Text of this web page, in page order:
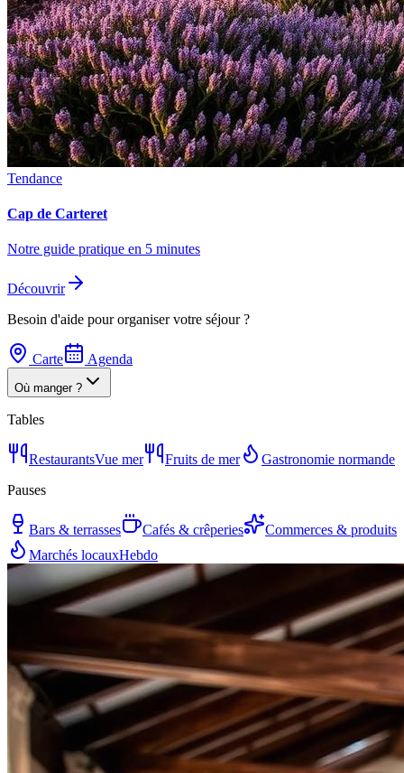
Tendance
Cap de Carteret
Notre guide pratique en 5 minutes
Découvrir
Besoin d'aide pour organiser votre séjour ?
Carte Agenda
Où manger ?
Tables
RestaurantsVue mer Fruits de mer
Gastronomie normande
Pauses
Bars & terrasses Cafés & crêperies
Commerces & produits
Marchés locauxHebdo